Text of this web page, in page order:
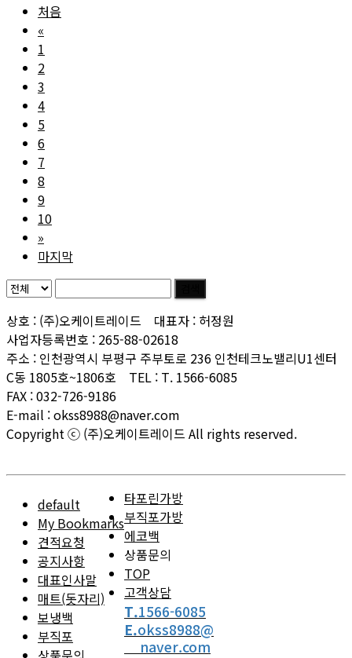
처음
«
1
2
3
4
5
6
7
8
9
10
»
마지막
상호 : (주)오케이트레이드 대표자 : 허정원
사업자등록번호 : 265-88-02618
주소 : 인천광역시 부평구 주부토로 236 인천테크노밸리U1센터
C동 1805호~1806호 TEL : T. 1566-6085
FAX : 032-726-9186
E-mail : okss8988@naver.com
Copyright ⓒ (주)오케이트레이드 All rights reserved.
default
My Bookmarks
견적요청
공지사항
대표인사말
매트(돗자리)
보냉백
부직포
타포린가방
부직포가방
에코백
상품문의
TOP
고객상담
T.1566-6085
E.okss8988@
naver.com